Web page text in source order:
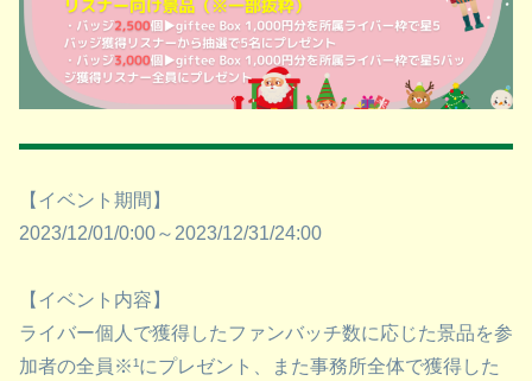
【イベント期間】
2023/12/01/0:00～2023/12/31/24:00
【イベント内容】
ライバー個人で獲得したファンバッチ数に応じた景品を参
加者の全員※¹にプレゼント、また事務所全体で獲得した